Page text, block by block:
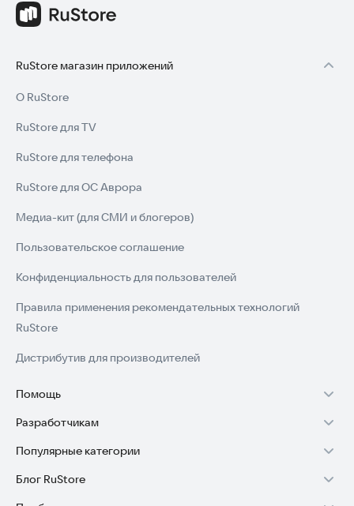
RuStore магазин приложений
О RuStore
RuStore для TV
RuStore для телефона
RuStore для ОС Аврора
Медиа-кит (для СМИ и блогеров)
Пользовательское соглашение
Конфиденциальность для пользователей
Правила применения рекомендательных технологий
RuStore
Дистрибутив для производителей
Помощь
Установка RuStore на TV
Установка RuStore на телефон
Установка RuStore в машину
Разработчикам
Зарабатывать с RuStore
Стать разработчиком
Популярные категории
Игры для Android
Блог RuStore